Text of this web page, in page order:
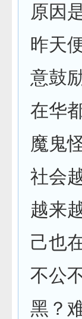
原因
昨天
意鼓
在华
魔鬼
社会
越来
己也
不公
黑？